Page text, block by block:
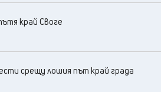
край Своге
срещу лошия път край града